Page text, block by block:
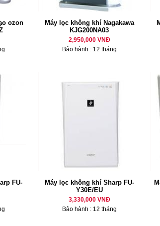
ozon
Máy lọc không khí Nagakawa
KJG200NA03
2,950,000 VNĐ
Bảo hành : 12 tháng
FU-
Máy lọc không khí Sharp FU-
Y30E/EU
3,330,000 VNĐ
Bảo hành : 12 tháng